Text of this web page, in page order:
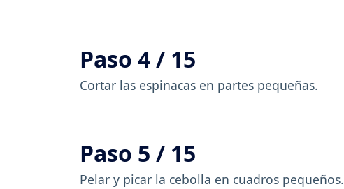
Paso 4 / 15
Cortar las espinacas en partes pequeñas.
Paso 5 / 15
Pelar y picar la cebolla en cuadros pequeños.